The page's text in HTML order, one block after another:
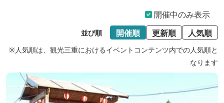
開催中のみ表示
並び順 開催順 更新順 人気順
※人気順は、観光三重におけるイベントコンテンツ内での人気順と
なります